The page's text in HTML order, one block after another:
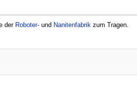
der Roboter- und Nanitenfabrikzum Tragen.